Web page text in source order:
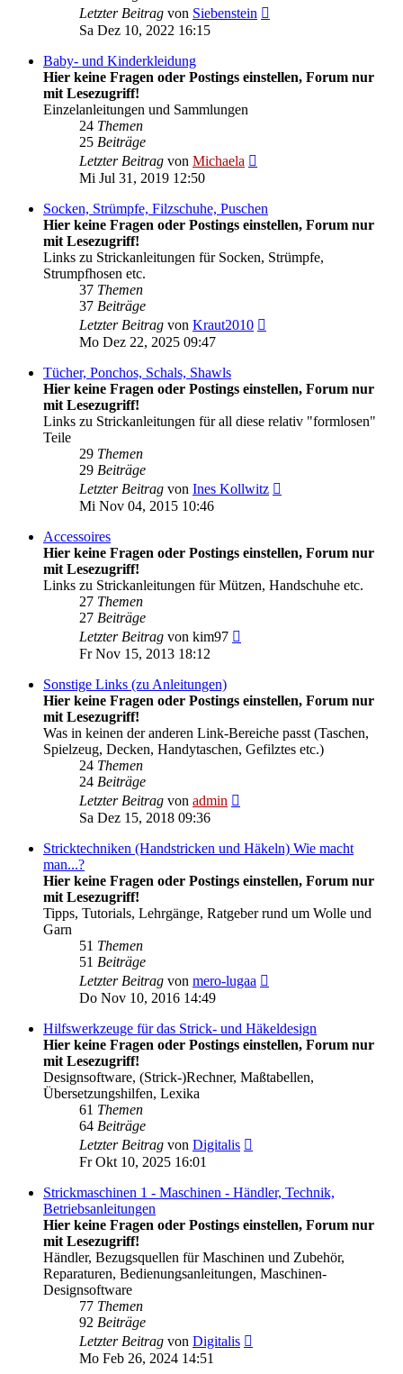
Letzter Beitrag von Siebenstein
Sa Dez 10, 2022 16:15
Baby- und Kinderkleidung
Hier keine Fragen oder Postings einstellen, Forum nur
mit Lesezugriff!
Einzelanleitungen und Sammlungen
24 Themen
25 Beiträge
Letzter Beitrag von Michaela
Mi Jul 31, 2019 12:50
Socken, Strümpfe, Filzschuhe, Puschen
Hier keine Fragen oder Postings einstellen, Forum nur
mit Lesezugriff!
Links zu Strickanleitungen für Socken, Strümpfe,
Strumpfhosen etc.
37 Themen
37 Beiträge
Letzter Beitrag von Kraut2010
Mo Dez 22, 2025 09:47
Tücher, Ponchos, Schals, Shawls
Hier keine Fragen oder Postings einstellen, Forum nur
mit Lesezugriff!
Links zu Strickanleitungen für all diese relativ "formlosen"
Teile
29 Themen
29 Beiträge
Letzter Beitrag von Ines Kollwitz
Mi Nov 04, 2015 10:46
Accessoires
Hier keine Fragen oder Postings einstellen, Forum nur
mit Lesezugriff!
Links zu Strickanleitungen für Mützen, Handschuhe etc.
27 Themen
27 Beiträge
Letzter Beitrag von kim97
Fr Nov 15, 2013 18:12
Sonstige Links (zu Anleitungen)
Hier keine Fragen oder Postings einstellen, Forum nur
mit Lesezugriff!
Was in keinen der anderen Link-Bereiche passt (Taschen,
Spielzeug, Decken, Handytaschen, Gefilztes etc.)
24 Themen
24 Beiträge
Letzter Beitrag von admin
Sa Dez 15, 2018 09:36
Stricktechniken (Handstricken und Häkeln) Wie macht
man...?
Hier keine Fragen oder Postings einstellen, Forum nur
mit Lesezugriff!
Tipps, Tutorials, Lehrgänge, Ratgeber rund um Wolle und
Garn
51 Themen
51 Beiträge
Letzter Beitrag von mero-lugaa
Do Nov 10, 2016 14:49
Hilfswerkzeuge für das Strick- und Häkeldesign
Hier keine Fragen oder Postings einstellen, Forum nur
mit Lesezugriff!
Designsoftware, (Strick-)Rechner, Maßtabellen,
Übersetzungshilfen, Lexika
61 Themen
64 Beiträge
Letzter Beitrag von Digitalis
Fr Okt 10, 2025 16:01
Strickmaschinen 1 - Maschinen - Händler, Technik,
Betriebsanleitungen
Hier keine Fragen oder Postings einstellen, Forum nur
mit Lesezugriff!
Händler, Bezugsquellen für Maschinen und Zubehör,
Reparaturen, Bedienungsanleitungen, Maschinen-
Designsoftware
77 Themen
92 Beiträge
Letzter Beitrag von Digitalis
Mo Feb 26, 2024 14:51